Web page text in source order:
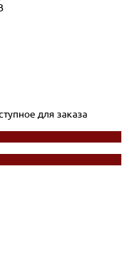
для заказа